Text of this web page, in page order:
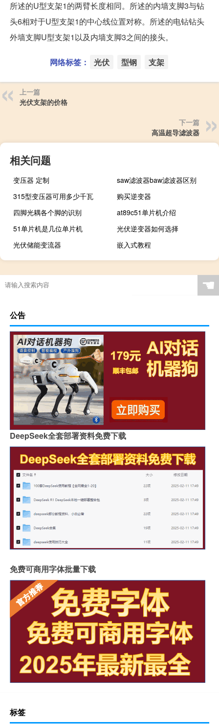
所述的U型支架1的两臂长度相同。所述的内墙支脚3与钻
头6相对于U型支架1的中心线位置对称。所述的电钻钻头
外墙支脚U型支架1以及内墙支脚3之间的接头。
网络标签： 光伏 型钢 支架
上一篇
光伏支架的价格
下一篇
高温超导滤波器
相关问题
变压器 定制
saw滤波器baw滤波器区别
315型变压器可用多少千瓦
购买逆变器
四脚光耦各个脚的识别
at89c51单片机介绍
51单片机是几位单片机
光伏逆变器如何选择
光伏储能变流器
嵌入式教程
☚
公告
DeepSeek全套部署资料免费下载
免费可商用字体批量下载
标签